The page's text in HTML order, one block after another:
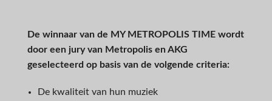
De winnaar van de MY METROPOLIS TIME wordt
door een jury van Metropolis en AKG
geselecteerd op basis van de volgende criteria:
De kwaliteit van hun muziek